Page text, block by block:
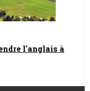
l'anglais à